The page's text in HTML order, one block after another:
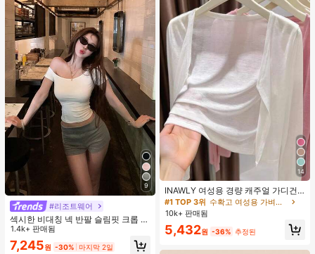
9
#리조트웨어
섹시한 비대칭 넥 반팔 슬림핏 크롭 탑
화이트 여름
1.4k+ 판매됨
7,245원 -30% 마지막 2일
14
INAWLY 여성용 경량 캐주얼 가디건,
여름
#1 TOP 3위
수확고 여성용 가벼운 카디건
10k+ 판매됨
5,432원 -36% 추정된